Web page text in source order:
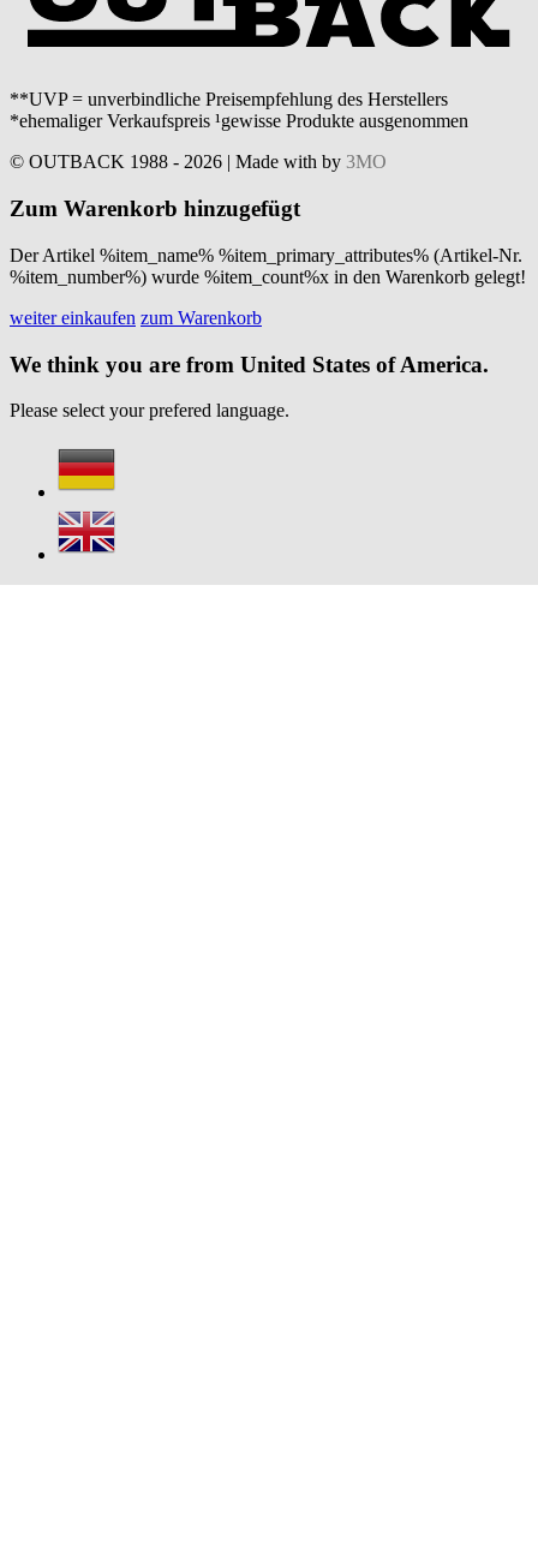
**UVP = unverbindliche Preisempfehlung des Herstellers
*ehemaliger Verkaufspreis ¹gewisse Produkte ausgenommen
© OUTBACK 1988 - 2026 | Made with by 3MO
Zum Warenkorb hinzugefügt
Der Artikel %item_name% %item_primary_attributes% (Artikel-Nr.
%item_number%) wurde %item_count%x in den Warenkorb gelegt!
weiter einkaufen zum Warenkorb
We think you are from United States of America.
Please select your prefered language.